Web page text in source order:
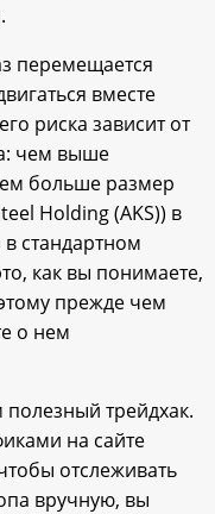
перемещается
вместе
риска зависит от
чем выше
больше размер
Holding (AKS)) в
стандартном
как вы понимаете,
прежде чем
о нем
трейдхак.
на сайте
отслеживать
вручную, вы